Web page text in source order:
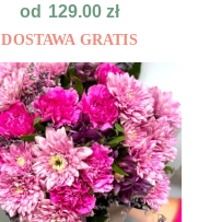
od 129.00zł
DOSTAWA GRATIS